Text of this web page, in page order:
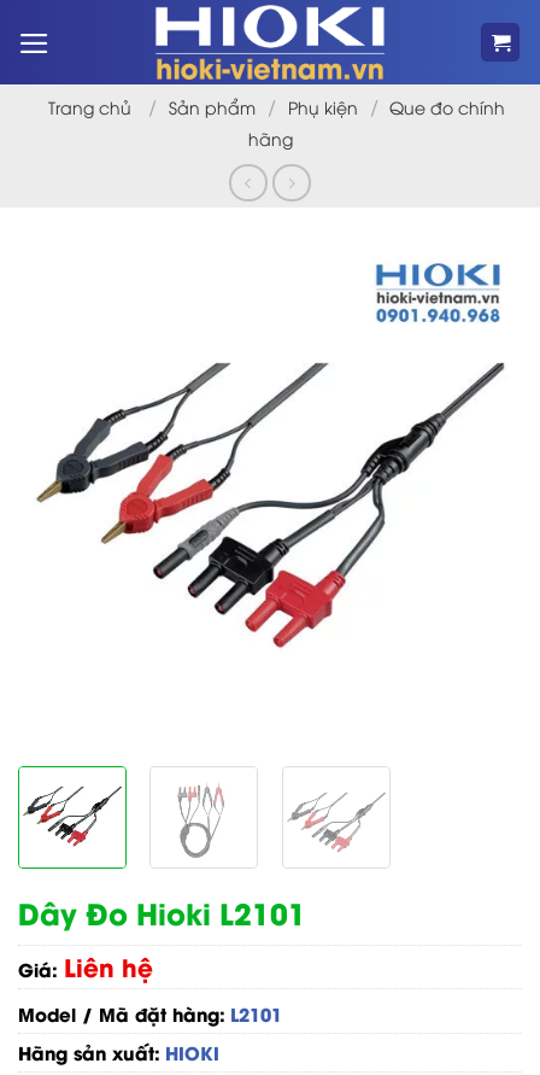
qua
dungTrang chủ / Sản phẩm / Phụ kiện / Que đo chính
hãng
Dây Đo Hioki L2101
Giá: Liên hệ
Model / Mã đặt hàng: L2101
Hãng sản xuất: HIOKI